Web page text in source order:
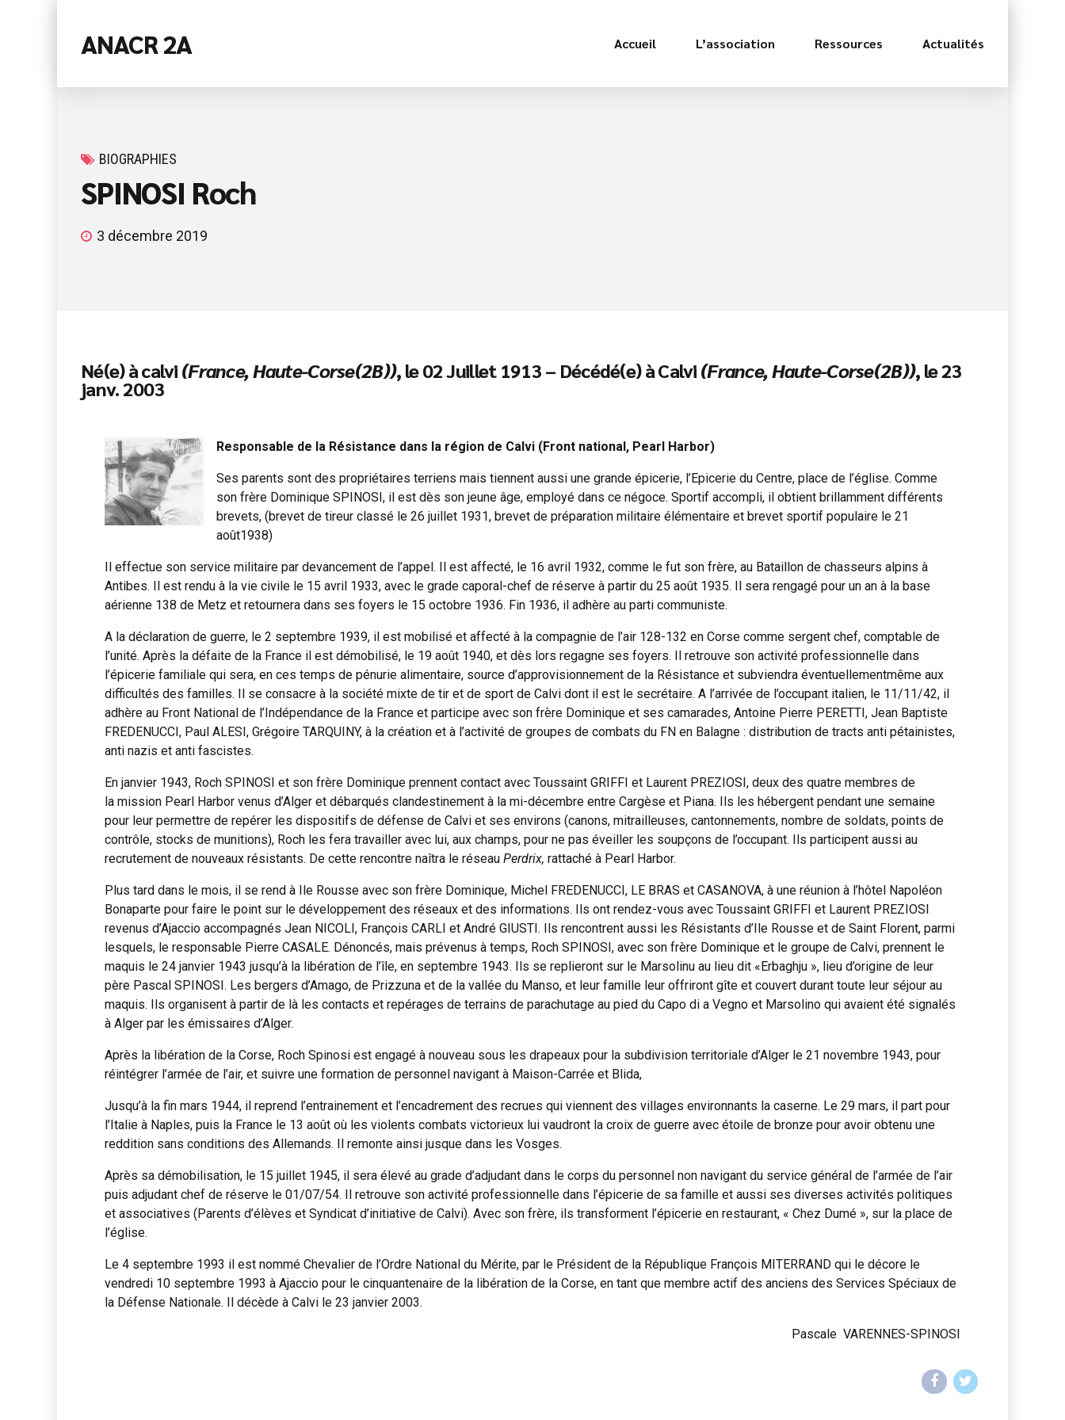
ANACR 2A Accueil L’association Ressources Actualités
BIOGRAPHIES
SPINOSI Roch
3 décembre 2019
Né(e) à calvi(France, Haute-Corse(2B)), le 02 Juillet 1913 – Décédé(e) à Calvi(France, Haute-Corse(2B)), le 23
janv. 2003
Responsable de la Résistance dans la région de Calvi (Front national, Pearl Harbor)
Ses parents sont des propriétaires terriens mais tiennent aussi une grande épicerie, l’Epicerie du Centre, place de l’église. Comme
son frère Dominique SPINOSI, il est dès son jeune âge, employé dans ce négoce. Sportif accompli, il obtient brillamment différents
brevets, (brevet de tireur classé le 26 juillet 1931, brevet de préparation militaire élémentaire et brevet sportif populaire le 21
août1938)
Il effectue son service militaire par devancement de l’appel. Il est affecté, le 16 avril 1932, comme le fut son frère, au Bataillon de chasseurs alpins à
Antibes. Il est rendu à la vie civile le 15 avril 1933, avec le grade caporal-chef de réserve à partir du 25 août 1935. Il sera rengagé pour un an à la base
aérienne 138 de Metz et retournera dans ses foyers le 15 octobre 1936. Fin 1936, il adhère au parti communiste.
A la déclaration de guerre, le 2 septembre 1939, il est mobilisé et affecté à la compagnie de l’air 128-132 en Corse comme sergent chef, comptable de
l’unité. Après la défaite de la France il est démobilisé, le 19 août 1940, et dès lors regagne ses foyers. Il retrouve son activité professionnelle dans
l’épicerie familiale qui sera, en ces temps de pénurie alimentaire, source d’approvisionnement de la Résistance et subviendra éventuellementmême aux
difficultés des familles. Il se consacre à la société mixte de tir et de sport de Calvi dont il est le secrétaire. A l’arrivée de l’occupant italien, le 11/11/42, il
adhère au Front National de l’Indépendance de la France et participe avec son frère Dominique et ses camarades, Antoine Pierre PERETTI, Jean Baptiste
FREDENUCCI, Paul ALESI, Grégoire TARQUINY, à la création et à l’activité de groupes de combats du FN en Balagne : distribution de tracts anti pétainistes,
anti nazis et anti fascistes.
En janvier 1943, Roch SPINOSI et son frère Dominique prennent contact avec Toussaint GRIFFI et Laurent PREZIOSI, deux des quatre membres de
la mission Pearl Harbor venus d’Alger et débarqués clandestinement à la mi-décembre entre Cargèse et Piana. Ils les hébergent pendant une semaine
pour leur permettre de repérer les dispositifs de défense de Calvi et ses environs (canons, mitrailleuses, cantonnements, nombre de soldats, points de
contrôle, stocks de munitions), Roch les fera travailler avec lui, aux champs, pour ne pas éveiller les soupçons de l’occupant. Ils participent aussi au
recrutement de nouveaux résistants. De cette rencontre naîtra le réseau Perdrix, rattaché à Pearl Harbor.
Plus tard dans le mois, il se rend à Ile Rousse avec son frère Dominique, Michel FREDENUCCI, LE BRAS et CASANOVA, à une réunion à l’hôtel Napoléon
Bonaparte pour faire le point sur le développement des réseaux et des informations. Ils ont rendez-vous avec Toussaint GRIFFI et Laurent PREZIOSI
revenus d’Ajaccio accompagnés Jean NICOLI, François CARLI et André GIUSTI. Ils rencontrent aussi les Résistants d’Ile Rousse et de Saint Florent, parmi
lesquels, le responsable Pierre CASALE. Dénoncés, mais prévenus à temps, Roch SPINOSI, avec son frère Dominique et le groupe de Calvi, prennent le
maquis le 24 janvier 1943 jusqu’à la libération de l’île, en septembre 1943. Ils se replieront sur le Marsolinu au lieu dit «Erbaghju », lieu d’origine de leur
père Pascal SPINOSI. Les bergers d’Amago, de Prizzuna et de la vallée du Manso, et leur famille leur offriront gîte et couvert durant toute leur séjour au
maquis. Ils organisent à partir de là les contacts et repérages de terrains de parachutage au pied du Capo di a Vegno et Marsolino qui avaient été signalés
à Alger par les émissaires d’Alger.
Après la libération de la Corse, Roch Spinosi est engagé à nouveau sous les drapeaux pour la subdivision territoriale d’Alger le 21 novembre 1943, pour
réintégrer l’armée de l’air, et suivre une formation de personnel navigant à Maison-Carrée et Blida,
Jusqu’à la fin mars 1944, il reprend l’entrainement et l’encadrement des recrues qui viennent des villages environnants la caserne. Le 29 mars, il part pour
l’Italie à Naples, puis la France le 13 août où les violents combats victorieux lui vaudront la croix de guerre avec étoile de bronze pour avoir obtenu une
reddition sans conditions des Allemands. Il remonte ainsi jusque dans les Vosges.
Après sa démobilisation, le 15 juillet 1945, il sera élevé au grade d’adjudant dans le corps du personnel non navigant du service général de l’armée de l’air
puis adjudant chef de réserve le 01/07/54. Il retrouve son activité professionnelle dans l’épicerie de sa famille et aussi ses diverses activités politiques
et associatives (Parents d’élèves et Syndicat d’initiative de Calvi). Avec son frère, ils transforment l’épicerie en restaurant, « Chez Dumé », sur la place de
l’église.
Le 4 septembre 1993 il est nommé Chevalier de l’Ordre National du Mérite, par le Président de la République François MITERRAND qui le décore le
vendredi 10 septembre 1993 à Ajaccio pour le cinquantenaire de la libération de la Corse, en tant que membre actif des anciens des Services Spéciaux de
la Défense Nationale. Il décède à Calvi le 23 janvier 2003.
Pascale VARENNES-SPINOSI